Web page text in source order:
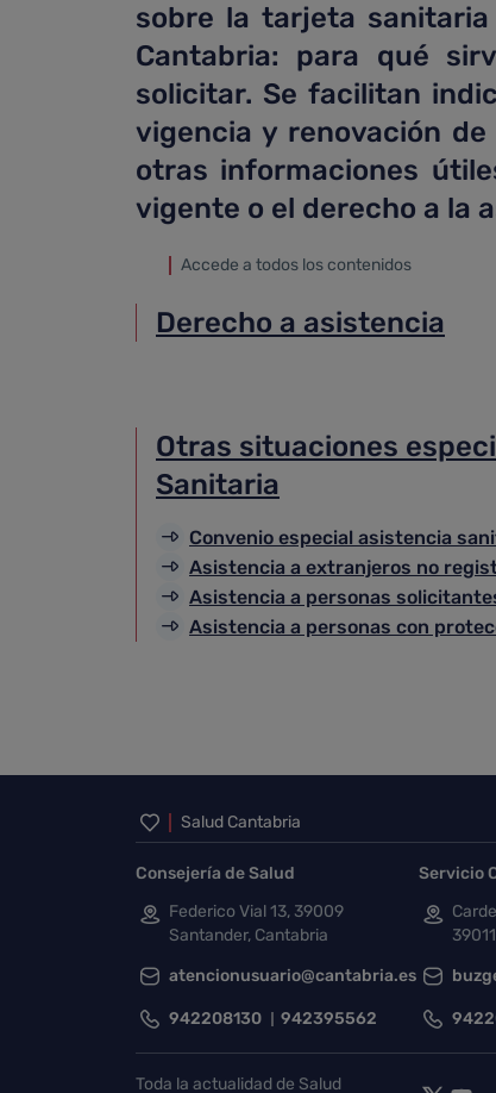
sobre la tarjeta
Cantabria: para qué
solicitar. Se facilitan
vigencia y renovación
otras informaciones
vigente o el derecho a la
Accede a todos los contenidos
Derecho a asistencia
Otras situaciones
Sanitaria
Convenio especial asistencia
Asistencia a extranjeros no
Asistencia a personas
Asistencia a personas con
Inicio del pie de
Salud Cantabria
Consejería de Salud
Federico Vial 13, 39009
Santander, Cantabria
atencionusuario@cantabria.es
942208130 942395562
Servicio
Toda la actualidad de Salud